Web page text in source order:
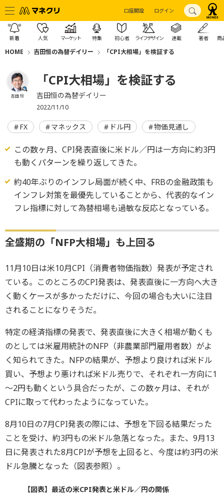
口座開設 ログイン
新着 人気 マーケット 特集 初心者 ライフデザイン 連載 著者 商
HOME 吉田恒の為替デイリー 「CPI大相場」を検証する
吉田 恒
「CPI大相場」を検証する
吉田恒の為替デイリー
2022/11/10
FX マネックス ドル円 物価見通し
この数ヶ月、CPI発表直後に米ドル／円は一方向に約3円
も動くパターンを繰り返してきた。
約40年ぶりのインフレ局面が続く中、FRBの金融政策も
インフレ対策を最優先していることから、代表的なイン
フレ指標に対して為替相場も過敏な反応となっている。
全盛期の「NFP大相場」も上回る
11月10日は米10月CPI（消費者物価指数）発表が予定され
ている。このところのCPI発表は、発表直後に一方向へ大き
く動くケースが多かっただけに、今回の場合も大いに注目
されることになりそうだ。
特定の経済指標の発表で、発表直後に大きく相場が動くも
のとしては米雇用統計のNFP（非農業部門雇用者数）がよ
く知られてきた。NFPの結果が、予想より良ければ米ドル
買い、予想より悪ければ米ドル売りで、それぞれ一方向に1
～2円も動くという具合だったが、この数ヶ月は、それが
CPIに取って代わったようになっていた。
8月10日の7月CPI発表の際には、予想を下回る結果だった
ことを受け、約3円もの米ドル急落となった。また、9月13
日に発表された8月CPIが予想を上回ると、今度は約3円の米
ドル急騰となった（図表参照）。
【図表】最近の米CPI発表と米ドル／円の関係